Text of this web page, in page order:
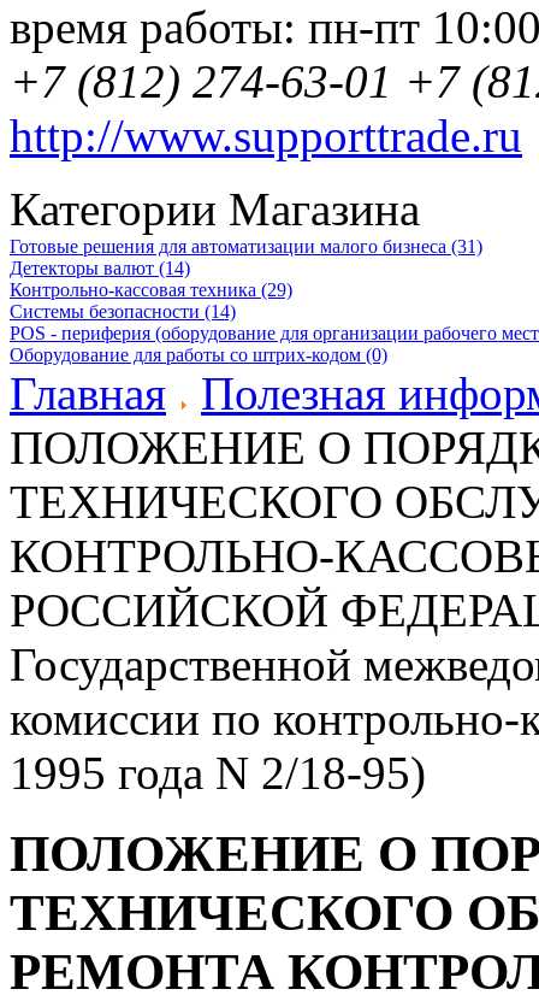
время работы: пн-пт
+7 (812) 274-63-01 +7
http://www.supporttrade.ru
Категории Магазина
Готовые решения для автоматизации малого бизнеса (31)
Детекторы валют (14)
Контрольно-кассовая техника (29)
Системы безопасности (14)
POS - периферия (оборудование для организации рабочего
Оборудование для работы со штрих-кодом (0)
Главная
Полезная
ПОЛОЖЕНИЕ О
ТЕХНИЧЕСКОГО
КОНТРОЛЬНО-
РОССИЙСКОЙ
Государственной
комиссии по
1995 года N 2/18-95)
ПОЛОЖЕНИЕ О
ТЕХНИЧЕСКОГО
РЕМОНТА